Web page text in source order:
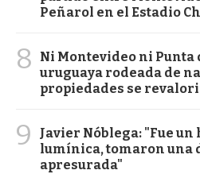
Peñarol en el Estadio
8
Ni Montevideo ni Punta
uruguaya rodeada de
propiedades se
9
Javier Nóblega: "Fue un
lumínica, tomaron una
apresurada"